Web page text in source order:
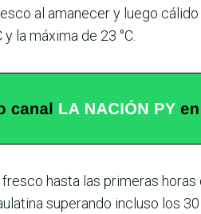
al amanecer y luego
la máxima de 23 °C.
hasta las primeras
superando incluso los